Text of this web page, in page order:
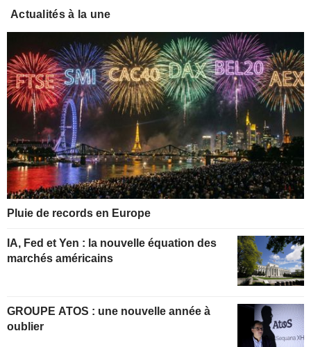
Actualités à la une
Pluie de records en Europe
IA, Fed et Yen : la nouvelle équation des
marchés américains
GROUPE ATOS : une nouvelle année à
oublier